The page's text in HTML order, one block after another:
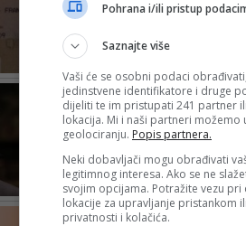
Sasvim je moguće da je Handke dobio
uobičajene korake za dobijanje
godina bila mafijaška država, a
zakone i radio po vlastitom nahođenju
VIJEST ODJEKNULA KAO BOMBA
Austrijski mediji otkrili: Peter
Kako otkrivaju austrijski mediji, on je
Republike Jugoslavije, pa je zakonski
državljanstvo
SABOR PROMIJENIO ZAKON,
Pohrana i/ili pristup
Saznajte više
Vaši će se osobni podaci
jedinstvene identifikatore i druge
dijeliti te im pristupati 241 partner
lokacija. Mi i naši partneri
geolociranju. Popis partnera.
Neki dobavljači mogu obrađivati
legitimnog interesa. Ako se ne
svojim opcijama. Potražite vezu
lokacije za upravljanje pristankom
privatnosti i kolačića.